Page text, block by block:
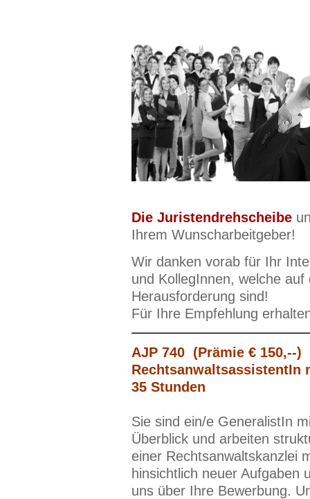
Die Juristendrehscheibe
Ihrem Wunscharbeitgeber!
Wir danken vorab für Ihr
und KollegInnen, welche
Herausforderung sind!
Für Ihre Empfehlung
AJP 740 (Prämie € 150,--)
35 Stunden
Sie sind ein/e GeneralistIn
Überblick und arbeiten
einer Rechtsanwaltskanzlei
hinsichtlich neuer Aufgaben
uns über Ihre Bewerbung.